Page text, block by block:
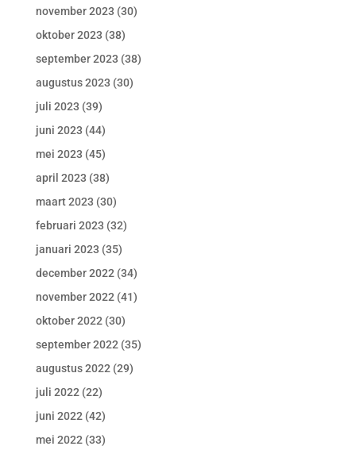
november 2023 (30)
oktober 2023 (38)
september 2023 (38)
augustus 2023 (30)
juli 2023 (39)
juni 2023 (44)
mei 2023 (45)
april 2023 (38)
maart 2023 (30)
februari 2023 (32)
januari 2023 (35)
december 2022 (34)
november 2022 (41)
oktober 2022 (30)
september 2022 (35)
augustus 2022 (29)
juli 2022 (22)
juni 2022 (42)
mei 2022 (33)